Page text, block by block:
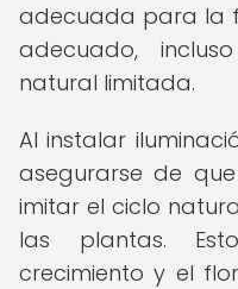
adecuada para la
adecuado,
natural limitada.
Al instalar
asegurarse de
imitar el ciclo
las plantas.
crecimiento y el